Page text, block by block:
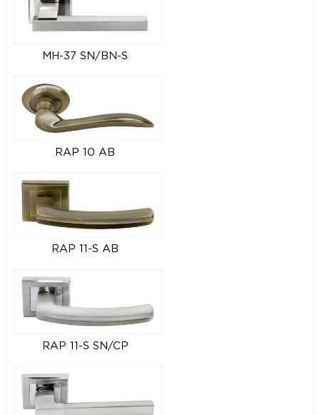
MH-37 SN/BN-S
RAP 10 AB
RAP 11-S AB
RAP 11-S SN/CP